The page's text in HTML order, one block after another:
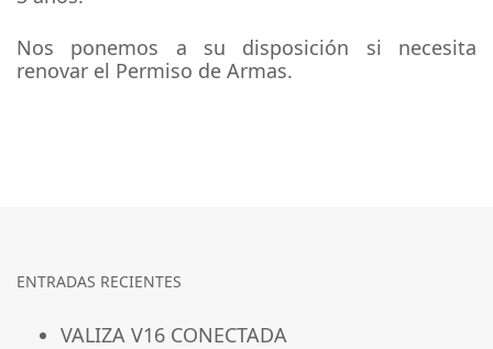
Nos ponemos a su disposición si necesita
renovar el Permiso de Armas.
ENTRADAS RECIENTES
VALIZA V16 CONECTADA